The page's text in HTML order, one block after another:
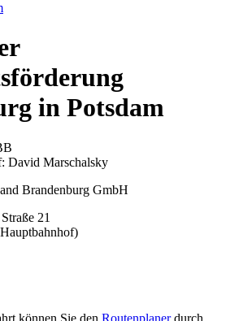
in Potsdam
David Marschalsky
Brandenburg GmbH
21
können Sie den Routenplanerdurch